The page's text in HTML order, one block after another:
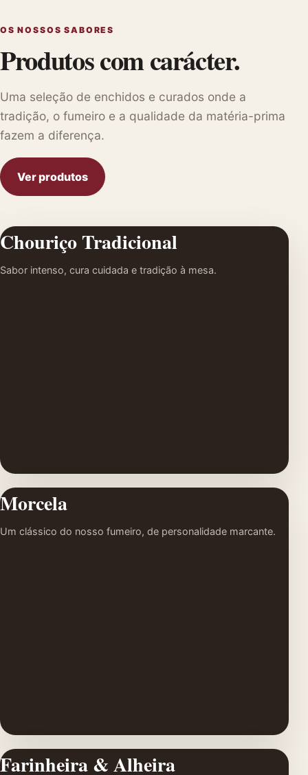
OS NOSSOS SABORES
Produtos com carácter.
Uma seleção de enchidos e curados onde a
tradição, o fumeiro e a qualidade da matéria-prima
fazem a diferença.
Ver produtos
Chouriço Tradicional
Sabor intenso, cura cuidada e tradição à mesa.
Morcela
Um clássico do nosso fumeiro, de personalidade marcante.
Farinheira & Alheira